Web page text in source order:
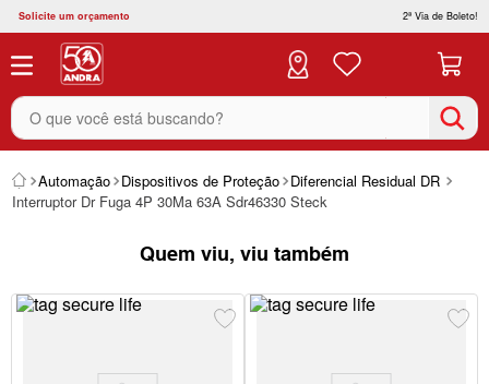
Solicite um orçamento 2ª Via de Boleto!
O que você está buscando?
Automação Dispositivos de Proteção Diferencial Residual DR
Interruptor Dr Fuga 4P 30Ma 63A Sdr46330 Steck
Quem viu, viu também